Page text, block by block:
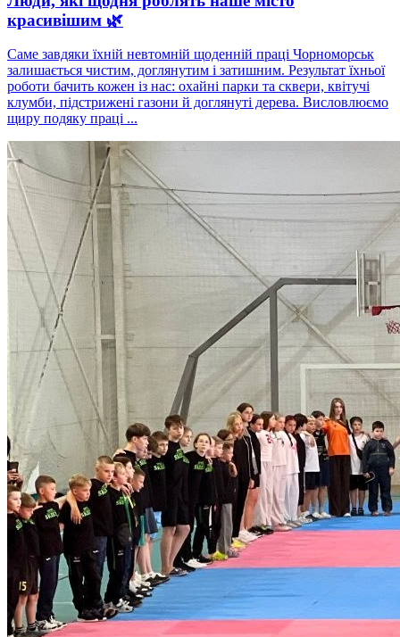
красивішим 🌿
Саме завдяки їхній невтомній щоденній праці Чорноморськ
залишається чистим, доглянутим і затишним. Результат їхньої
роботи бачить кожен із нас: охайні парки та сквери, квітучі
клумби, підстрижені газони й доглянуті дерева. Висловлюємо
щиру подяку праці ...